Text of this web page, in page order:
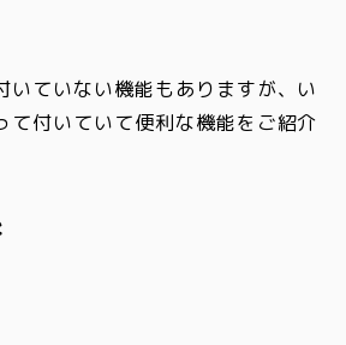
いていない機能もありますが、い
て付いていて便利な機能をご紹介